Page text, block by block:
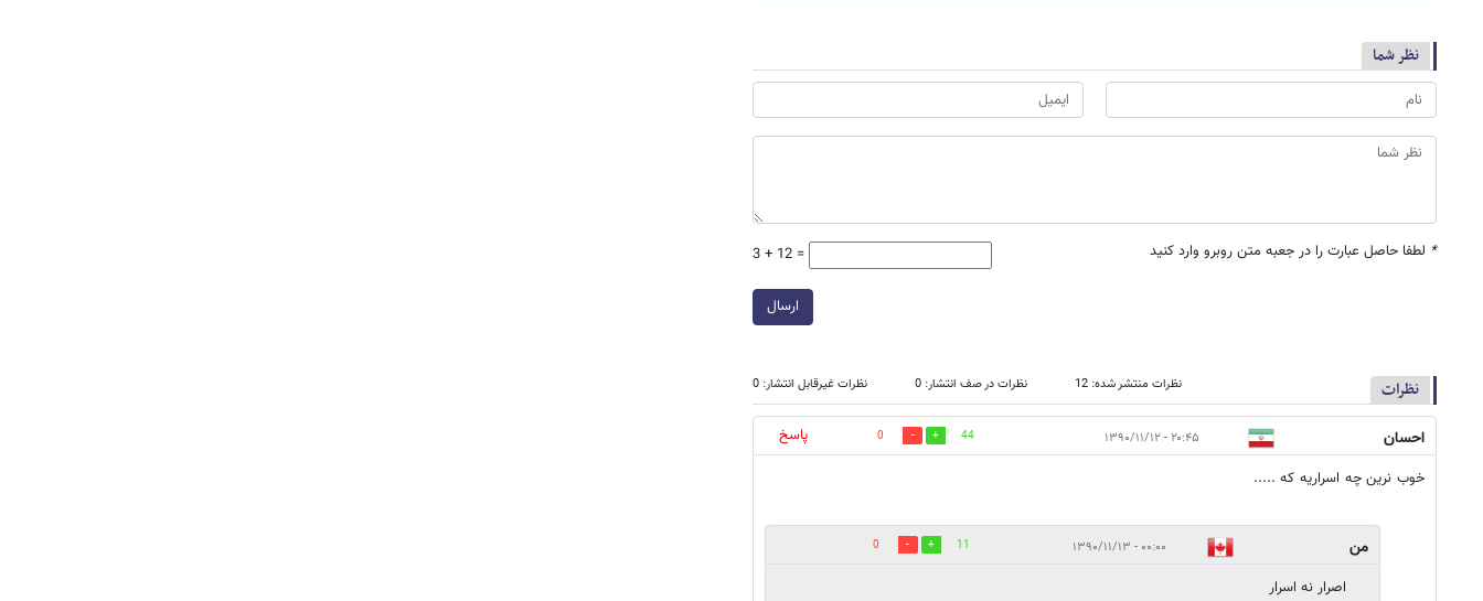
نظر شما
* لطفا حاصل عبارت را در جعبه متن روبرو وارد کنید 3 + 12 =
ارسال
نظرات نظرات منتشر شده: 12 نظرات در صف انتشار: 0 نظرات غیرقابل انتشار: 0
احسان ۲۰:۴۵ - ۱۳۹۰/۱۱/۱۲ 44
0
پاسخ
خوب نرین چه اسراریه که .....
من ۰۰:۰۰ - ۱۳۹۰/۱۱/۱۳ 11
0
اصرار نه اسرار